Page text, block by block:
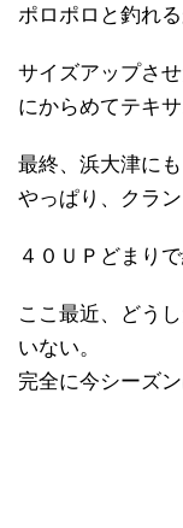
ポロポロと釣れ
サイズアップさ
にからめてテキ
最終、浜大津にも
やっぱり、クラ
４０ＵＰどまりで
ここ最近、どう
いない。
完全に今シーズ